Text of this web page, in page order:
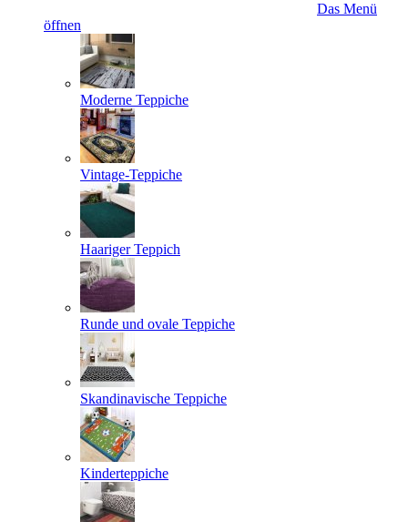
Das Menü
öffnen
Moderne Teppiche
Vintage-Teppiche
Haariger Teppich
Runde und ovale Teppiche
Skandinavische Teppiche
Kinderteppiche